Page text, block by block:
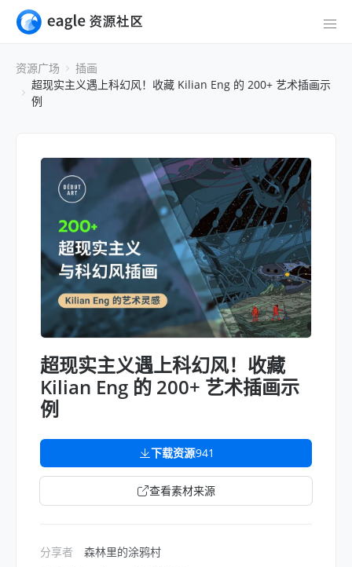
资源广场
插画
超现实主义遇上科幻风！收藏 Kilian Eng 的 200+ 艺术插画示
例
超现实主义遇上科幻风！收藏
Kilian Eng 的 200+ 艺术插画示
例
下载资源941
查看素材来源
分享者
森林里的涂鸦村